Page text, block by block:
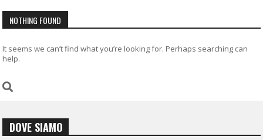
NOTHING FOUND
It seems we can’t find what you’re looking for. Perhaps searching can
help.
DOVE SIAMO